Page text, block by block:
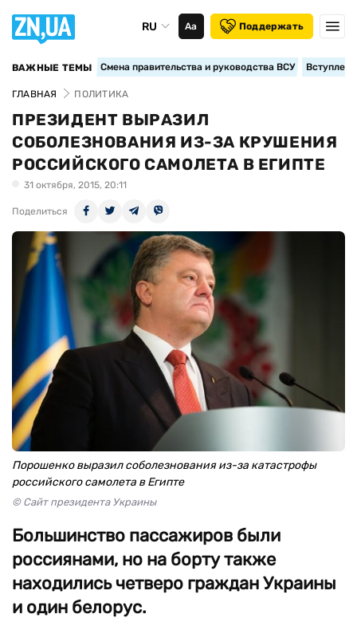
RU Аа Поддержать
ВАЖНЫЕ ТЕМЫ Смена правительства и руководства ВСУ
ГЛАВНАЯ ПОЛИТИКА
ПРЕЗИДЕНТ ВЫРАЗИЛ
СОБОЛЕЗНОВАНИЯ ИЗ-ЗА КРУШЕНИЯ
РОССИЙСКОГО САМОЛЕТА В ЕГИПТЕ
31 октября, 2015, 20:11
Поделиться
Порошенко выразил соболезнования из-за катастрофы
российского самолета в Египте
© Сайт президента Украины
Большинство пассажиров были
россиянами, но на борту также
находились четверо граждан Украины
и один белорус.